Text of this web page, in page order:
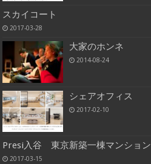
スカイコート
2017-03-28
大家のホンネ
2014-08-24
シェアオフィス
2017-02-10
Presi入谷 東京新築一棟マンション
2017-03-15